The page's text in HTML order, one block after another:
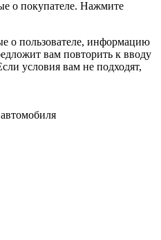
о покупателе. Нажмите
о пользователе, информацию
вам повторить к вводу
условия вам не подходят,